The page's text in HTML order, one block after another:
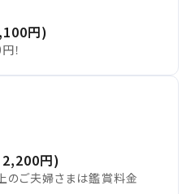
円)
！
2,200円)
のご夫婦さまは鑑賞料金